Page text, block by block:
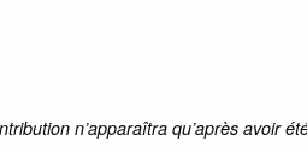
n’apparaîtra qu’après avoir